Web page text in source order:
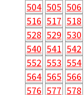
504 505 506
516 517 518
528 529 530
540 541 542
552 553 554
564 565 566
576 577 578